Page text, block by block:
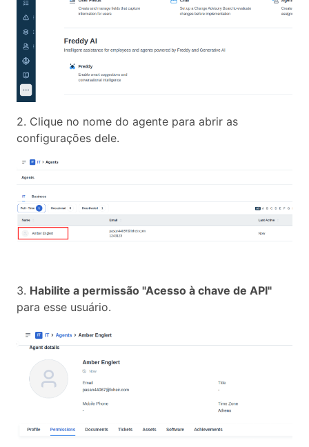
2. Clique no nome do agente para abrir as
configurações dele.
3. Habilite a permissão "Acesso à chave de API"
para esse usuário.